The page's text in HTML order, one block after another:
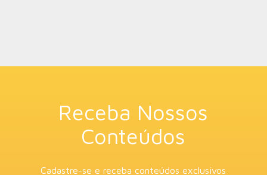
Receba Nossos
Conteúdos
Cadastre-se e receba conteúdos exclusivos